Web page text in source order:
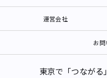
運営会社
お問
東京で「つながる